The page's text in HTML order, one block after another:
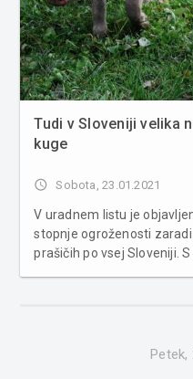
Tudi v Sloveniji velika
kuge
access_time Sobota, 23.01.2021
V uradnem listu je
stopnje ogroženosti
prašičih po vsej Sloveniji.
Petek,